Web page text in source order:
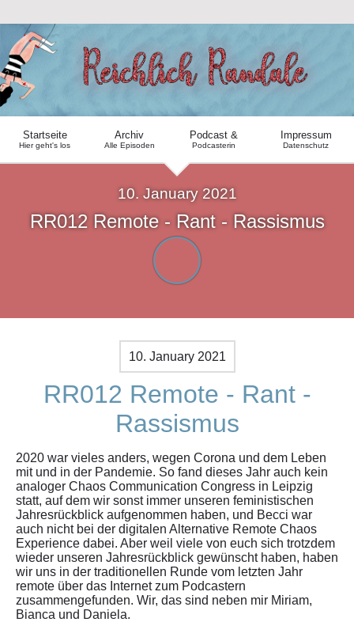
Startseite
Hier geht's los
Archiv
Alle Episoden
Podcast &
Podcasterin
Impressum
Datenschutz
10. January 2021
RR012 Remote - Rant - Rassismus
10. January 2021
RR012 Remote - Rant -
Rassismus
2020 war vieles anders, wegen Corona und dem Leben
mit und in der Pandemie. So fand dieses Jahr auch kein
analoger Chaos Communication Congress in Leipzig
statt, auf dem wir sonst immer unseren feministischen
Jahresrückblick aufgenommen haben, und Becci war
auch nicht bei der digitalen Alternative Remote Chaos
Experience dabei. Aber weil viele von euch sich trotzdem
wieder unseren Jahresrückblick gewünscht haben, haben
wir uns in der traditionellen Runde vom letzten Jahr
remote über das Internet zum Podcastern
zusammengefunden. Wir, das sind neben mir Miriam,
Bianca und Daniela.